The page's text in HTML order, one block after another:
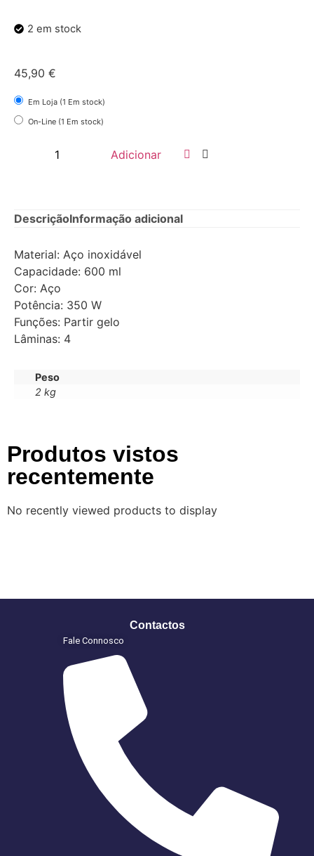
2 em stock
45,90 €
Em Loja (1 Em stock)
On-Line (1 Em stock)
Adicionar
DescriçãoInformação adicional
Material: Aço inoxidável
Capacidade: 600 ml
Cor: Aço
Potência: 350 W
Funções: Partir gelo
Lâminas: 4
Peso
2 kg
Produtos vistos
recentemente
No recently viewed products to display
Contactos
Fale Connosco